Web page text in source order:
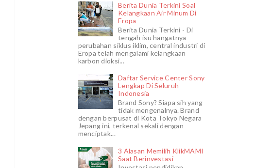
Berita Dunia Terkini Soal
Kelangkaan Air Minum Di
Eropa
Berita Dunia Terkini - Di
tengah isu hangatnya
perubahan siklus iklim, central industri di
Eropa telah mengalami kelangkaan
karbon dioksi...
Daftar Service Center Sony
Lengkap Di Seluruh
Indonesia
Brand Sony? Siapa sih yang
tidak mengenalnya. Brand
dengan berpusat di Kota Tokyo Negara
Jepang ini, terkenal sekali dengan
menciptak...
3 Alasan Memilih KlikMAMI
Saat Berinvestasi